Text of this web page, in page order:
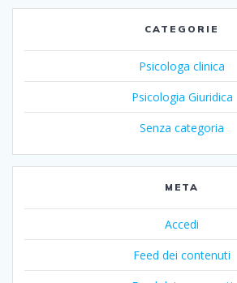
CATEGORIE
Psicologa clinica
Psicologia Giuridica
Senza categoria
META
Accedi
Feed dei contenuti